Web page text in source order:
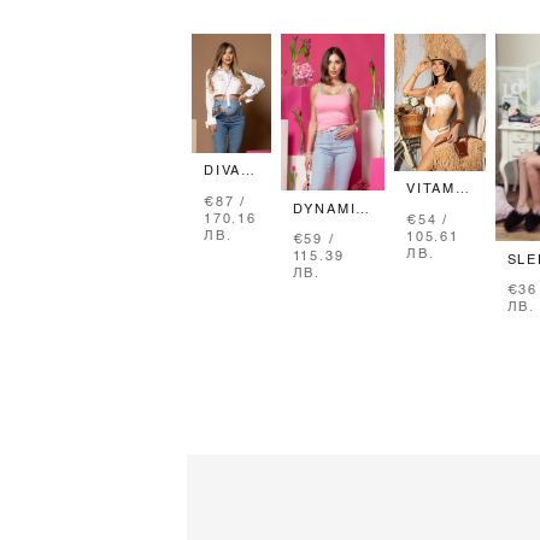
DIVA
КЪСА
РИЗА
-
€87 /
170.16
ЛВ.
DYNAMIC
ТОП ОТ
ПЛЕТИВО
- PINK
€59 /
115.39
ЛВ.
VITAMIN
БАНСКИ
ТОП -
SOFT
€54 /
105.61
ЛВ.
-
€36
ЛВ.